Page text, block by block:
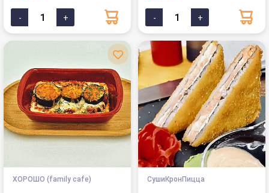
ХОРОШО (family cafe) СушиКронПицца